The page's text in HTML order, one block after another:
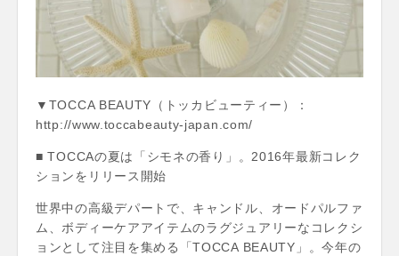
▼TOCCA BEAUTY（トッカビューティー）：
http://www.toccabeauty-japan.com/
■ TOCCAの夏は「シモネの香り」。2016年最新コレク
ションをリリース開始
世界中の高級デパートで、キャンドル、オードパルファ
ム、ボディーケアアイテムのラグジュアリーなコレクシ
ョンとして注目を集める「TOCCA BEAUTY」。今年の